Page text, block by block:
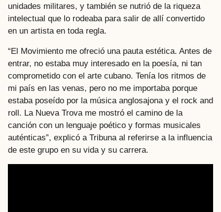
unidades militares, y también se nutrió de la riqueza
intelectual que lo rodeaba para salir de allí convertido
en un artista en toda regla.
“El Movimiento me ofreció una pauta estética. Antes de
entrar, no estaba muy interesado en la poesía, ni tan
comprometido con el arte cubano. Tenía los ritmos de
mi país en las venas, pero no me importaba porque
estaba poseído por la música anglosajona y el rock and
roll. La Nueva Trova me mostró el camino de la
canción con un lenguaje poético y formas musicales
auténticas”, explicó a Tribuna al referirse a la influencia
de este grupo en su vida y su carrera.